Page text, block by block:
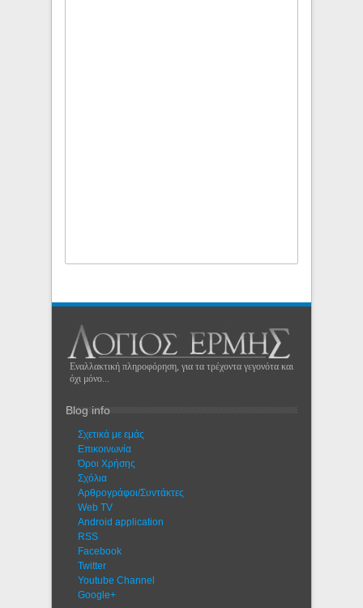
Εναλλακτική πληροφόρηση, για τα τρέχοντα γεγονότα και
όχι μόνο...
Blog info
Σχετικά με εμάς
Eπικοινωνία
Όροι Χρήσης
Σχόλια
Αρθρογράφοι/Συντάκτες
Web TV
Android application
RSS
Facebook
Twitter
Youtube Channel
Google+